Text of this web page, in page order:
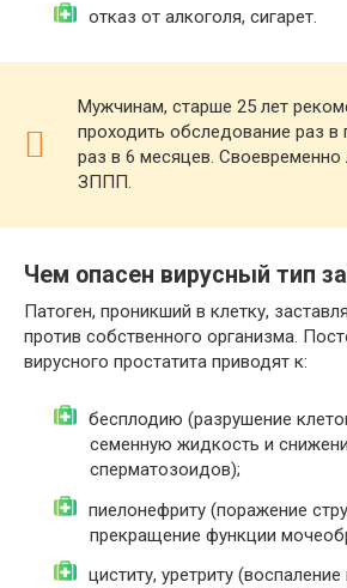
отказ от алкоголя, сигарет.
Мужчинам, старше 25 лет
проходить обследование раз в
раз в 6 месяцев. Своевременно
ЗППП.
Чем опасен вирусный тип
Патоген, проникший в клетку,
против собственного организма.
вирусного простатита приводят к:
бесплодию (разрушение
семенную жидкость и
сперматозоидов);
пиелонефриту (поражение
прекращение функции
циститу, уретриту